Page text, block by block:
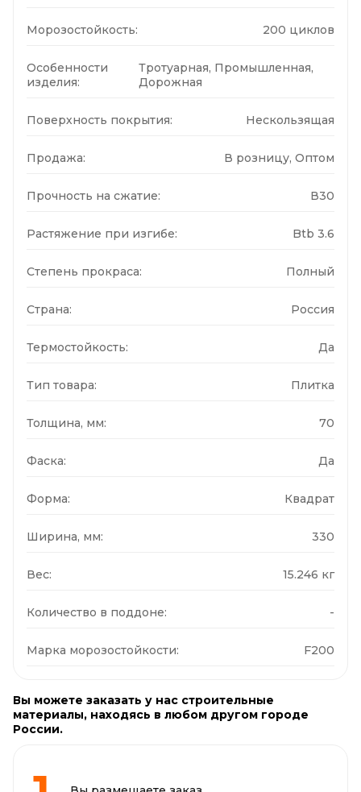
Морозостойкость: 200 циклов
Особенности
изделия:
Тротуарная, Промышленная,
Дорожная
Поверхность покрытия: Нескользящая
Продажа: В розницу, Оптом
Прочность на сжатие: В30
Растяжение при изгибе: Btb 3.6
Степень прокраса: Полный
Страна: Россия
Термостойкость: Да
Тип товара: Плитка
Толщина, мм: 70
Фаска: Да
Форма: Квадрат
Ширина, мм: 330
Вес: 15.246 кг
Количество в поддоне: -
Марка морозостойкости: F200
Вы можете заказать у нас строительные
материалы, находясь в любом другом городе
России.